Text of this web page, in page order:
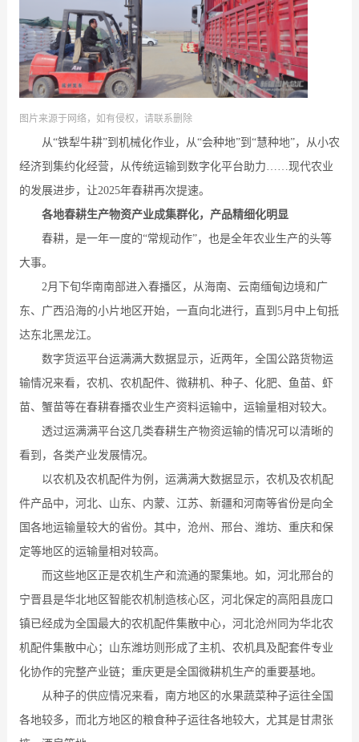
图片来源于网络，如有侵权，请联系删除
从“铁犁牛耕”到机械化作业，从“会种地”到“慧种地”，从小农
经济到集约化经营，从传统运输到数字化平台助力……现代农业
的发展进步，让2025年春耕再次提速。
各地春耕生产物资产业成集群化，产品精细化明显
春耕，是一年一度的“常规动作”，也是全年农业生产的头等
大事。
2月下旬华南南部进入春播区，从海南、云南缅甸边境和广
东、广西沿海的小片地区开始，一直向北进行，直到5月中上旬抵
达东北黑龙江。
数字货运平台运满满大数据显示，近两年，全国公路货物运
输情况来看，农机、农机配件、微耕机、种子、化肥、鱼苗、虾
苗、蟹苗等在春耕春播农业生产资料运输中，运输量相对较大。
透过运满满平台这几类春耕生产物资运输的情况可以清晰的
看到，各类产业发展情况。
以农机及农机配件为例，运满满大数据显示，农机及农机配
件产品中，河北、山东、内蒙、江苏、新疆和河南等省份是向全
国各地运输量较大的省份。其中，沧州、邢台、潍坊、重庆和保
定等地区的运输量相对较高。
而这些地区正是农机生产和流通的聚集地。如，河北邢台的
宁晋县是华北地区智能农机制造核心区，河北保定的高阳县庞口
镇已经成为全国最大的农机配件集散中心，河北沧州同为华北农
机配件集散中心；山东潍坊则形成了主机、农机具及配套件专业
化协作的完整产业链；重庆更是全国微耕机生产的重要基地。
从种子的供应情况来看，南方地区的水果蔬菜种子运往全国
各地较多，而北方地区的粮食种子运往各地较大，尤其是甘肃张